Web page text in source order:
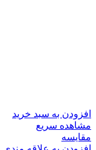
افزودن به سبد خرید
مشاهده سریع
مقایسه